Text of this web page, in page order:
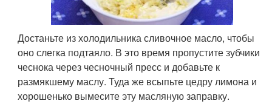
Достаньте из холодильника сливочное масло, чтобы
оно слегка подтаяло. В это время пропустите зубчики
чеснока через чесночный пресс и добавьте к
размякшему маслу. Туда же всыпьте цедру лимона и
хорошенько вымесите эту масляную заправку.